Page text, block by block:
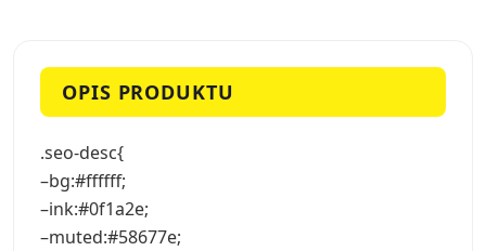
OPIS PRODUKTU
.seo-desc{
–bg:#ffffff;
–ink:#0f1a2e;
–muted:#58677e;